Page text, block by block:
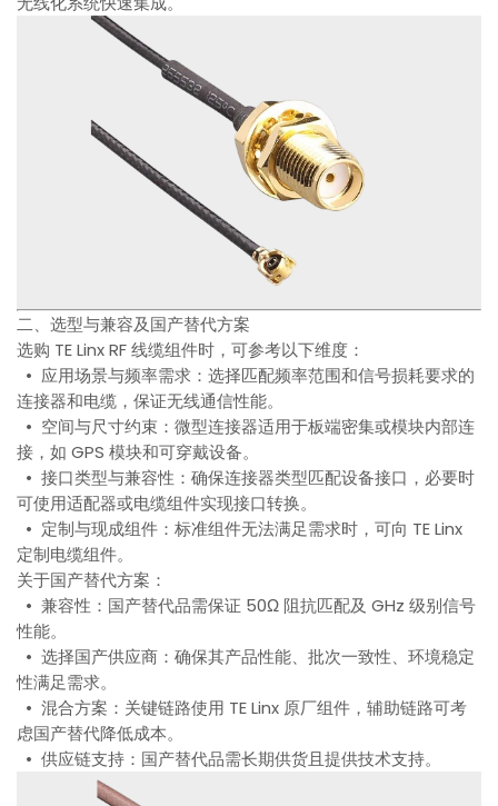
二、选型与兼容及国产替代方案
选购 TE Linx RF 线缆组件时，可参考以下维度：
• 应用场景与频率需求：选择匹配频率范围和信号损耗要求的
连接器和电缆，保证无线通信性能。
• 空间与尺寸约束：微型连接器适用于板端密集或模块内部连
接，如 GPS 模块和可穿戴设备。
• 接口类型与兼容性：确保连接器类型匹配设备接口，必要时
可使用适配器或电缆组件实现接口转换。
• 定制与现成组件：标准组件无法满足需求时，可向 TE Linx
定制电缆组件。
关于国产替代方案：
• 兼容性：国产替代品需保证 50Ω 阻抗匹配及 GHz 级别信号
性能。
• 选择国产供应商：确保其产品性能、批次一致性、环境稳定
性满足需求。
• 混合方案：关键链路使用 TE Linx 原厂组件，辅助链路可考
虑国产替代降低成本。
• 供应链支持：国产替代品需长期供货且提供技术支持。